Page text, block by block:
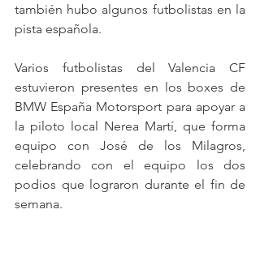
también hubo algunos futbolistas en la
pista española.
Varios futbolistas del Valencia CF
estuvieron presentes en los boxes de
BMW España Motorsport para apoyar a
la piloto local Nerea Martí, que forma
equipo con José de los Milagros,
celebrando con el equipo los dos
podios que lograron durante el fin de
semana.